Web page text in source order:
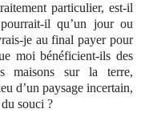
particulier, est-il
il qu’un jour ou
je au final payer pour
moi bénéficient-ils des
maisons sur la terre,
d’un paysage incertain,
souci ?